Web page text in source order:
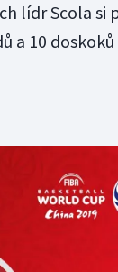
lídr Scola
a 10